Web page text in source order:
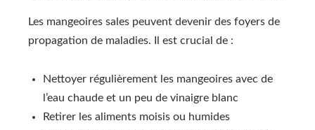
Les mangeoires sales peuvent devenir des foyers de
propagation de maladies. Il est crucial de :
Nettoyer régulièrement les mangeoires avec de
l’eau chaude et un peu de vinaigre blanc
Retirer les aliments moisis ou humides